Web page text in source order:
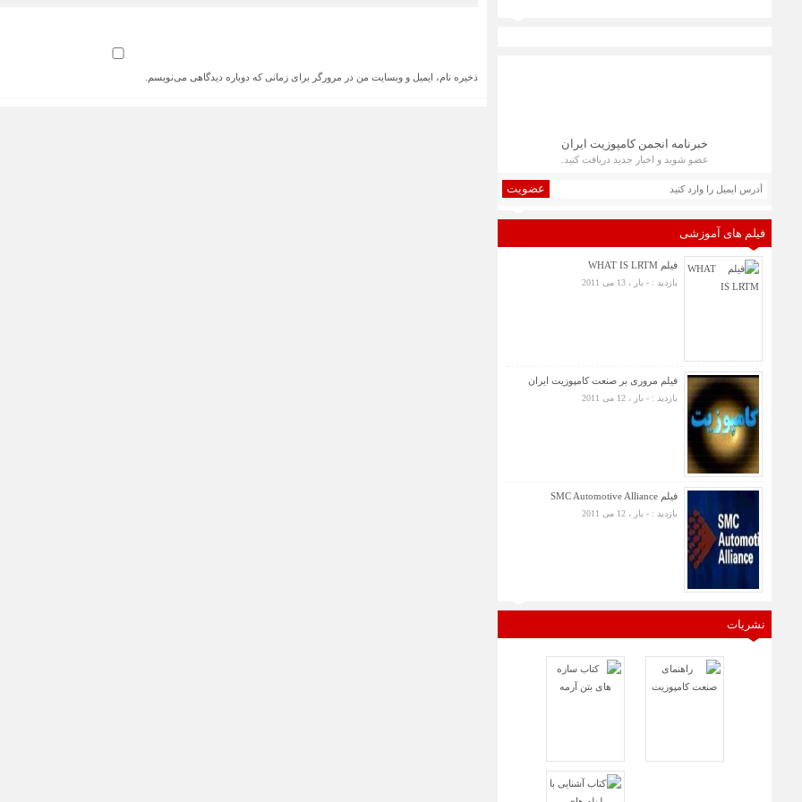
ذخیره نام، ایمیل و وبسایت من در مرورگر برای زمانی که دوباره دیدگاهی می‌نویسم.
نشریات
فیلم های آموزشی
فیلم WHAT IS LRTM
بازدید : - بار ، 13 می 2011
فیلم مروری بر صنعت کامپوزیت ایران
بازدید : - بار ، 12 می 2011
فیلم SMC Automotive Alliance
بازدید : - بار ، 12 می 2011
خبرنامه انجمن کامپوزیت ایران
عضو شوید و اخبار جدید دریافت کنید.
عضویت